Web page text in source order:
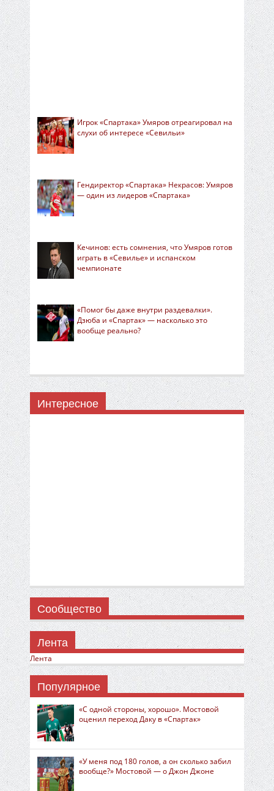
Игрок «Спартака» Умяров отреагировал на
слухи об интересе «Севильи»
Гендиректор «Спартака» Некрасов: Умяров
— один из лидеров «Спартака»
Кечинов: есть сомнения, что Умяров готов
играть в «Севилье» и испанском
чемпионате
«Помог бы даже внутри раздевалки».
Дзюба и «Спартак» — насколько это
вообще реально?
Интересное
Сообщество
Лента
Лента
Популярное
«С одной стороны, хорошо». Мостовой
оценил переход Даку в «Спартак»
«У меня под 180 голов, а он сколько забил
вообще?» Мостовой — о Джон Джоне